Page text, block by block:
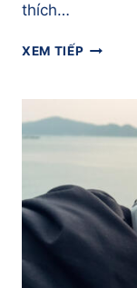
thích…
XEM TIẾPKỂ
Ở
CON
ĐƯỜNG
XƯA,
VẪN